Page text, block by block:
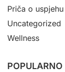
Priča o uspjehu
Uncategorized
Wellness
POPULARNO